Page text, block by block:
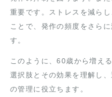
重要です。ストレスを減ら
ことで、発作の頻度をさら
す。
このように、60歳から増え
選択肢とその効果を理解し
の管理に役立ちます。